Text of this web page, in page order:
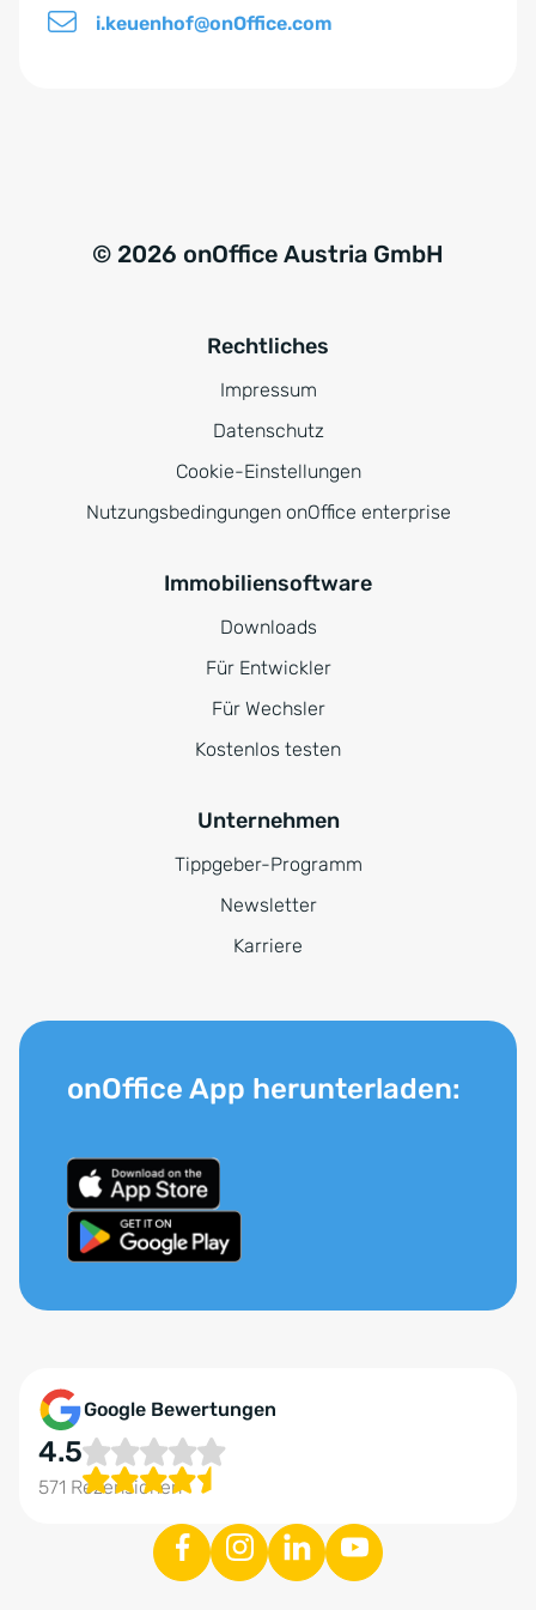
i.keuenhof@onOffice.com
© 2026 onOffice Austria GmbH
Rechtliches
Impressum
Datenschutz
Cookie-Einstellungen
Nutzungsbedingungen onOffice enterprise
Immobiliensoftware
Downloads
Für Entwickler
Für Wechsler
Kostenlos testen
Unternehmen
Tippgeber-Programm
Newsletter
Karriere
Google Bewertungen
4.5
571 Rezensionen
onOffice App herunterladen: